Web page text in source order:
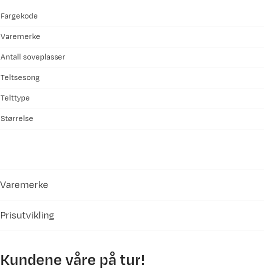
Fargekode
Varemerke
Antall soveplasser
Teltsesong
Telttype
Størrelse
Varemerke
Prisutvikling
3500
Kundene våre på tur!